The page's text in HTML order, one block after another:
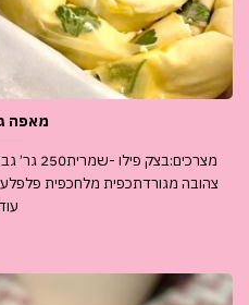
מאפה
צהובה מגורדתכפית מלחכפית